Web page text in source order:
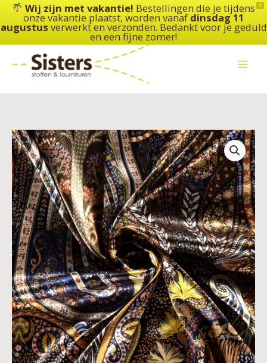
X
Wij zijn met vakantie! Bestellingen die je tijdens
onze vakantie plaatst, worden vanaf dinsdag 11
augustus verwerkt en verzonden. Bedankt voor je geduld
en een fijne zomer!
de
inhoud
Satijn
-
Paisley
aantal